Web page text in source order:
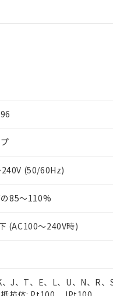
(50/60Hz)
85～110%
(AC100～240V時)
、J、T、E、L、U、N、R